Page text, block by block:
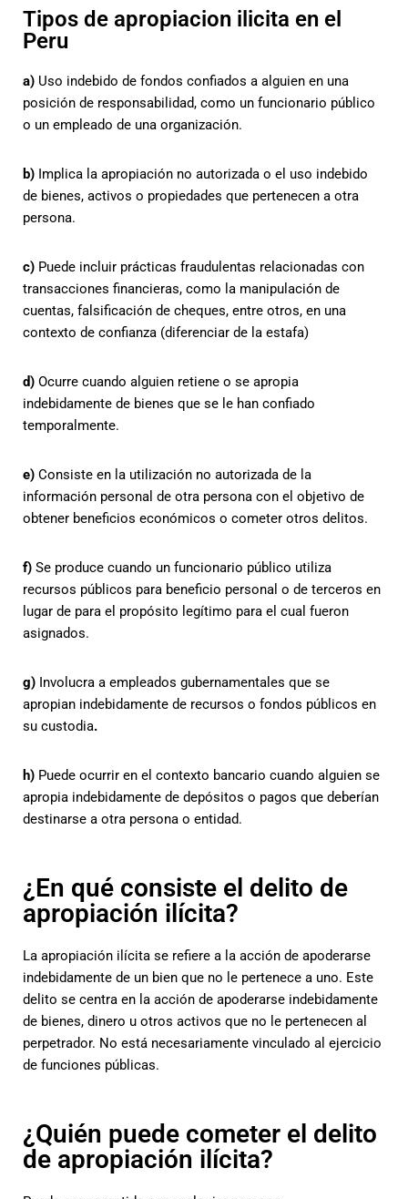
Tipos de apropiacion ilicita en el
Peru
a) Uso indebido de fondos confiados a alguien en una
posición de responsabilidad, como un funcionario público
o un empleado de una organización.
b) Implica la apropiación no autorizada o el uso indebido
de bienes, activos o propiedades que pertenecen a otra
persona.
c) Puede incluir prácticas fraudulentas relacionadas con
transacciones financieras, como la manipulación de
cuentas, falsificación de cheques, entre otros, en una
contexto de confianza (diferenciar de la estafa)
d) Ocurre cuando alguien retiene o se apropia
indebidamente de bienes que se le han confiado
temporalmente.
e) Consiste en la utilización no autorizada de la
información personal de otra persona con el objetivo de
obtener beneficios económicos o cometer otros delitos.
f) Se produce cuando un funcionario público utiliza
recursos públicos para beneficio personal o de terceros en
lugar de para el propósito legítimo para el cual fueron
asignados.
g) Involucra a empleados gubernamentales que se
apropian indebidamente de recursos o fondos públicos en
su custodia.
h) Puede ocurrir en el contexto bancario cuando alguien se
apropia indebidamente de depósitos o pagos que deberían
destinarse a otra persona o entidad.
¿En qué consiste el delito de
apropiación ilícita?
La apropiación ilícita se refiere a la acción de apoderarse
indebidamente de un bien que no le pertenece a uno. Este
delito se centra en la acción de apoderarse indebidamente
de bienes, dinero u otros activos que no le pertenecen al
perpetrador. No está necesariamente vinculado al ejercicio
de funciones públicas.
¿Quién puede cometer el delito
de apropiación ilícita?